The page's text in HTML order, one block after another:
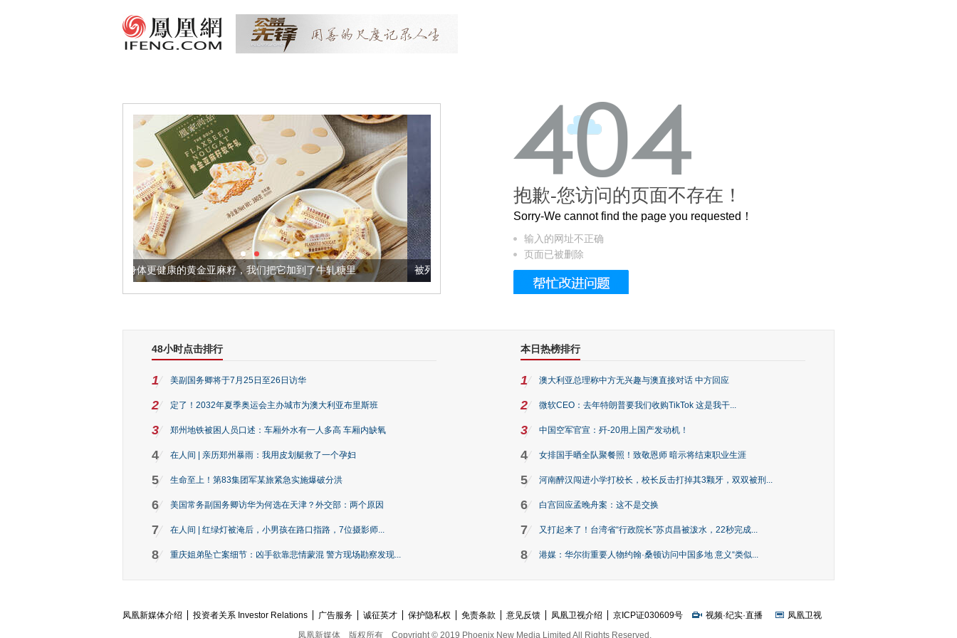
让身体更健康的黄金亚麻籽，我们把它加到了牛轧糖里 被列入佛家七宝的它到底有多美？
抱歉-您访问的页面不存在！
Sorry-We cannot find the page you requested！
输入的网址不正确
页面已被删除
48小时点击排行
1 美副国务卿将于7月25日至26日访华
2 定了！2032年夏季奥运会主办城市为澳大利亚布里斯班
3 郑州地铁被困人员口述：车厢外水有一人多高 车厢内缺氧
4 在人间 | 亲历郑州暴雨：我用皮划艇救了一个孕妇
5 生命至上！第83集团军某旅紧急实施爆破分洪
6 美国常务副国务卿访华为何选在天津？外交部：两个原因
7 在人间 | 红绿灯被淹后，小男孩在路口指路，7位摄影师...
8 重庆姐弟坠亡案细节：凶手欲靠悲情蒙混 警方现场勘察发现...
本日热榜排行
1 澳大利亚总理称中方无兴趣与澳直接对话 中方回应
2 微软CEO：去年特朗普要我们收购TikTok 这是我干...
3 中国空军官宣：歼-20用上国产发动机！
4 女排国手晒全队聚餐照！致敬恩师 暗示将结束职业生涯
5 河南醉汉闯进小学打校长，校长反击打掉其3颗牙，双双被刑...
6 白宫回应孟晚舟案：这不是交换
7 又打起来了！台湾省“行政院长”苏贞昌被泼水，22秒完成...
8 港媒：华尔街重要人物约翰·桑顿访问中国多地 意义“类似...
凤凰新媒体介绍 投资者关系 Investor Relations 广告服务 诚征英才 保护隐私权 免责条款 意见反馈 凤凰卫视介绍 京ICP证030609号 视频·纪实·直播
凤凰卫视
凤凰新媒体
版权所有 Copyright © 2019 Phoenix New Media Limited All Rights Reserved.